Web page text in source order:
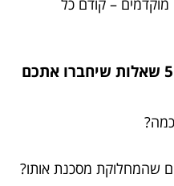
מוקדמים – קודם כל
ומה אם הדברים נתקעים? 5 שאלות שיחברו אתכם
שהמחלוקת מסכנת אותו?